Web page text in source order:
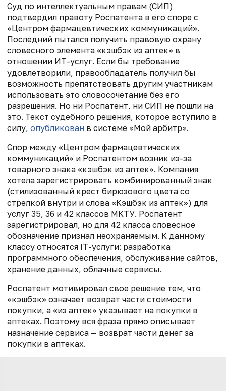
Суд по интеллектуальным правам (СИП)
подтвердил правоту Роспатента в его споре с
«Центром фармацевтических коммуникаций».
Последний пытался получить правовую охрану
словесного элемента «кэшбэк из аптек» в
отношении ИТ-услуг. Если бы требование
удовлетворили, правообладатель получил бы
возможность препятствовать другим участникам
использовать это словосочетание без его
разрешения. Но ни Роспатент, ни СИП не пошли на
это. Текст судебного решения, которое вступило в
силу, опубликован в системе «Мой арбитр».
Спор между «Центром фармацевтических
коммуникаций» и Роспатентом возник из-за
товарного знака «кэшбэк из аптек». Компания
хотела зарегистрировать комбинированный знак
(стилизованный крест бирюзового цвета со
стрелкой внутри и слова «Кэшбэк из аптек») для
услуг 35, 36 и 42 классов МКТУ. Роспатент
зарегистрировал, но для 42 класса словесное
обозначение признал неохраняемым. К данному
классу относятся IT-услуги: разработка
программного обеспечения, обслуживание сайтов,
хранение данных, облачные сервисы.
Роспатент мотивировал свое решение тем, что
«кэшбэк» означает возврат части стоимости
покупки, а «из аптек» указывает на покупки в
аптеках. Поэтому вся фраза прямо описывает
назначение сервиса — возврат части денег за
покупки в аптеках.